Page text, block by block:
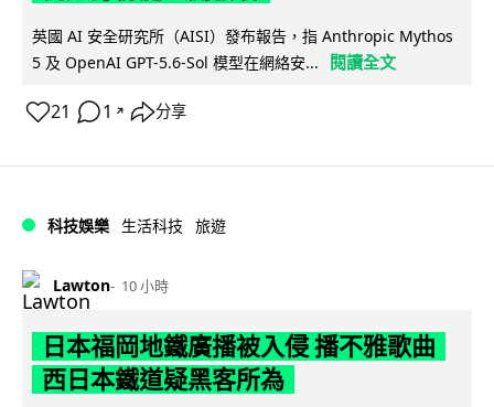
英國 AI 安全研究所（AISI）發布報告，指 Anthropic Mythos
5 及 OpenAI GPT-5.6-Sol 模型在網絡安...
閱讀全文
21 1 ↗ 分享
科技娛樂 生活科技 旅遊
Lawton 10 小時
日本福岡地鐵廣播被入侵 播不雅歌曲
西日本鐵道疑黑客所為